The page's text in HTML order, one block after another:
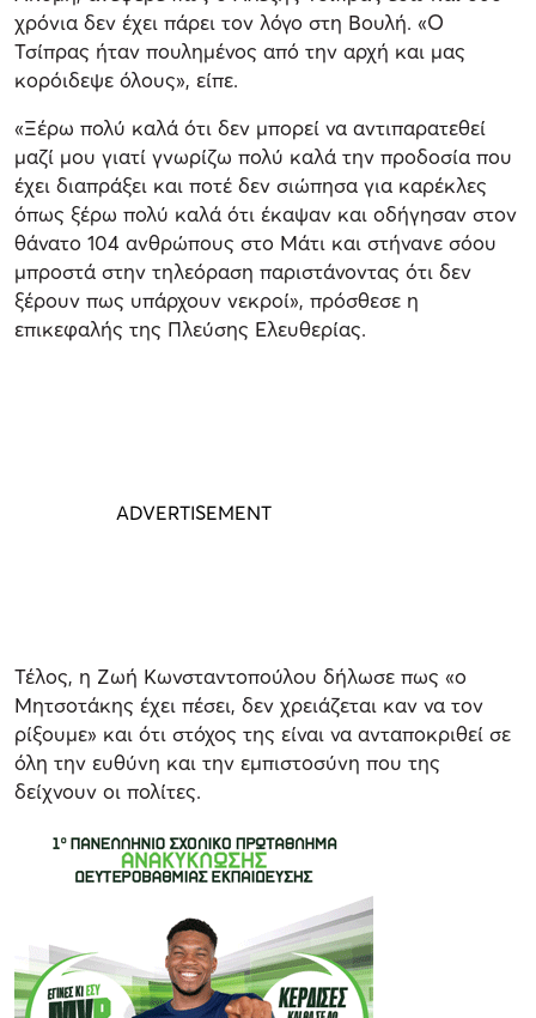
χρόνια δεν έχει πάρει τον λόγο στη Βουλή. «Ο
Τσίπρας ήταν πουλημένος από την αρχή και μας
κορόιδεψε όλους», είπε.
«Ξέρω πολύ καλά ότι δεν μπορεί να αντιπαρατεθεί
μαζί μου γιατί γνωρίζω πολύ καλά την προδοσία που
έχει διαπράξει και ποτέ δεν σιώπησα για καρέκλες
όπως ξέρω πολύ καλά ότι έκαψαν και οδήγησαν στον
θάνατο 104 ανθρώπους στο Μάτι και στήνανε σόου
μπροστά στην τηλεόραση παριστάνοντας ότι δεν
ξέρουν πως υπάρχουν νεκροί», πρόσθεσε η
επικεφαλής της Πλεύσης Ελευθερίας.
Τέλος, η Ζωή Κωνσταντοπούλου δήλωσε πως «ο
Μητσοτάκης έχει πέσει, δεν χρειάζεται καν να τον
ρίξουμε» και ότι στόχος της είναι να ανταποκριθεί σε
όλη την ευθύνη και την εμπιστοσύνη που της
δείχνουν οι πολίτες.